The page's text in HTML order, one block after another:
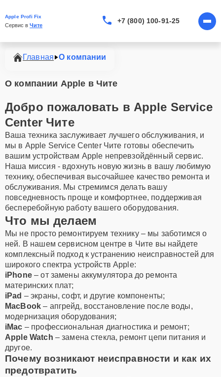
Apple Profi Fix
Сервис в Чите
+7 (800) 100-91-25
Главная О компании
О компании Apple в Чите
Добро пожаловать в Apple Service
Center Чите
Ваша техника заслуживает лучшего обслуживания, и
мы в Apple Service Center Чите готовы обеспечить
вашим устройствам Apple непревзойдённый сервис.
Наша миссия - вдохнуть новую жизнь в вашу любимую
технику, обеспечивая высочайшее качество ремонта и
обслуживания. Мы стремимся делать вашу
повседневность проще и комфортнее, поддерживая
бесперебойную работу вашего оборудования.
Что мы делаем
Мы не просто ремонтируем технику – мы заботимся о
ней. В нашем сервисном центре в Чите вы найдете
комплексный подход к устранению неисправностей для
широкого спектра устройств Apple:
iPhone– от замены аккумулятора до ремонта
материнских плат;
iPad – экраны, софт, и другие компоненты;
MacBook – апгрейд, восстановление после воды,
модернизация оборудования;
iMac – профессиональная диагностика и ремонт;
Apple Watch – замена стекла, ремонт цепи питания и
другое.
Почему возникают неисправности и как их
предотвратить